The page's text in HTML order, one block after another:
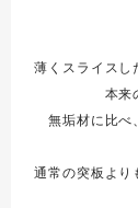
薄くスライスし
本来
無垢材に比べ
通常の突板より